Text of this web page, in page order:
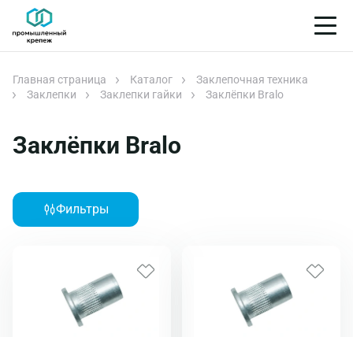
Главная страница Каталог
Заклепочная техника
Заклепки
Заклепки гайки Заклёпки Bralo
Заклёпки Bralo
Фильтры